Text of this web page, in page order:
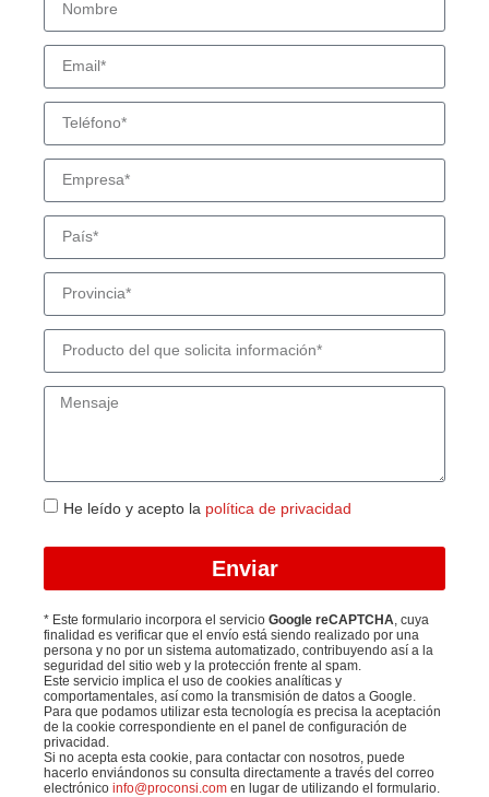
He leído y acepto la política de privacidad
Enviar
* Este formulario incorpora el servicio Google reCAPTCHA , cuya
finalidad es verificar que el envío está siendo realizado por una
persona y no por un sistema automatizado, contribuyendo así a la
seguridad del sitio web y la protección frente al spam.
Este servicio implica el uso de cookies analíticas y
comportamentales, así como la transmisión de datos a Google.
Para que podamos utilizar esta tecnología es precisa la aceptación
de la cookie correspondiente en el panel de configuración de
privacidad.
Si no acepta esta cookie, para contactar con nosotros, puede
hacerlo enviándonos su consulta directamente a través del correo
electrónico info@proconsi.com en lugar de utilizando el formulario.